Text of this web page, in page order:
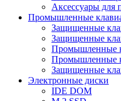
Аксессуары для
Промышленные
Защищенные
Защищенные
Промышленные
Промышленные
Защищенные
Электронные диски
IDE DOM